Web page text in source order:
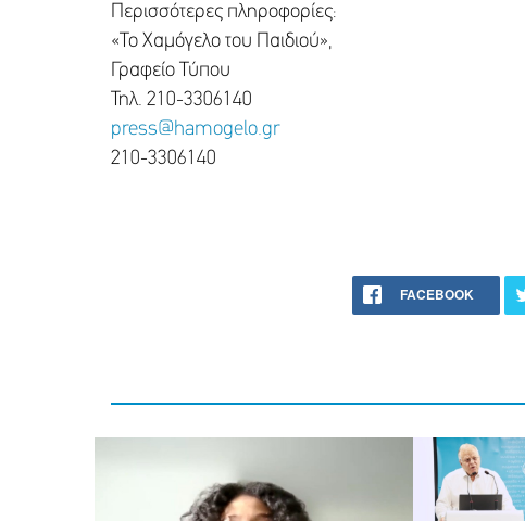
Περισσότερες πληροφορίες:
«Το Χαμόγελο του Παιδιού»,
Γραφείο Τύπου
Τηλ. 210-3306140
press@hamogelo.gr
210-3306140
FACEBOOK